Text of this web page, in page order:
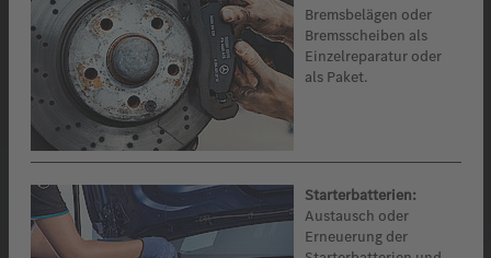
Bremsbelägen oder
Bremsscheiben als
Einzelreparatur oder
als Paket.
Starterbatterien:
Austausch oder
Erneuerung der